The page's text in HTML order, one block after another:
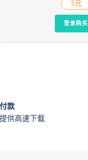
5元
登录购买
款
供高速下载